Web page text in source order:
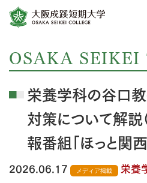
OSAKA SEIKEI
栄養学科の谷口
対策について解説
報番組「ほっと関西
2026.06.17 メディア掲載 栄養